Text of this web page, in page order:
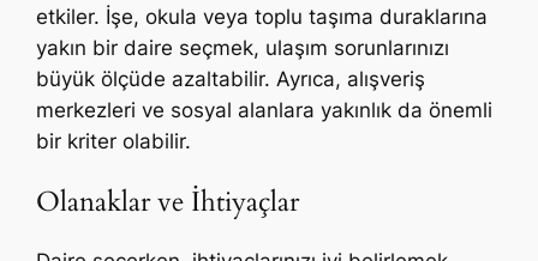
etkiler. İşe, okula veya toplu taşıma duraklarına
yakın bir daire seçmek, ulaşım sorunlarınızı
büyük ölçüde azaltabilir. Ayrıca, alışveriş
merkezleri ve sosyal alanlara yakınlık da önemli
bir kriter olabilir.
Olanaklar ve İhtiyaçlar